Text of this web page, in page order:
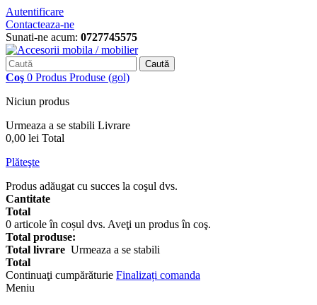
Autentificare
Contacteaza-ne
Sunati-ne acum: 0727745575
Caută
Coş 0 Produs Produse (gol)
Niciun produs
Urmeaza a se stabili Livrare
0,00 lei Total
Plăteşte
Produs adăugat cu succes la coşul dvs.
Cantitate
Total
0 articole în coșul dvs. Aveţi un produs în coş.
Total produse:
Total livrare Urmeaza a se stabili
Total
Continuaţi cumpărăturie Finalizați comanda
Meniu